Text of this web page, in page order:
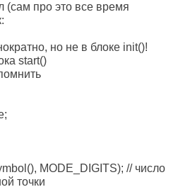
(сам про это все время
но не в блоке init()!
start()
MODE_DIGITS); // число
точки